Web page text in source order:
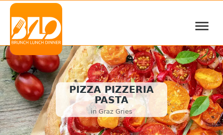
≡
PIZZA PIZZERIA
PASTA
in Graz Gries